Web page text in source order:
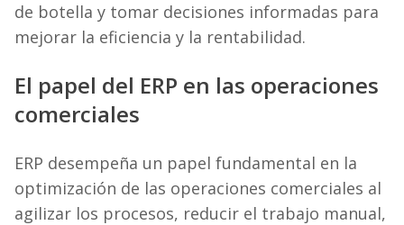
de botella y tomar decisiones informadas para
mejorar la eficiencia y la rentabilidad.
El papel del ERP en las operaciones
comerciales
ERP desempeña un papel fundamental en la
optimización de las operaciones comerciales al
agilizar los procesos, reducir el trabajo manual,